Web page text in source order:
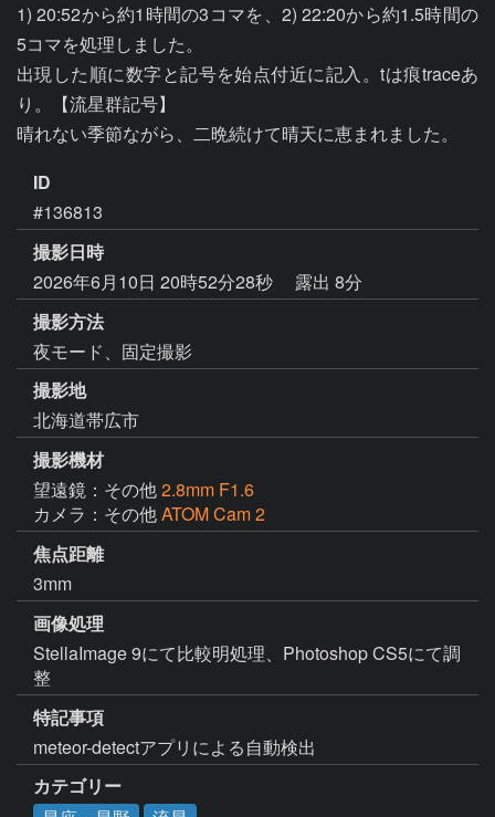
1) 20:52から約1時間の3コマを、2) 22:20から約1.5時間の
5コマを処理しました。
出現した順に数字と記号を始点付近に記入。tは痕traceあ
り。【流星群記号】
晴れない季節ながら、二晩続けて晴天に恵まれました。
ID
#136813
撮影日時
2026年6月10日 20時52分28秒
露出 8分
撮影方法
夜モード、固定撮影
撮影地
北海道帯広市
撮影機材
望遠鏡：その他2.8mm F1.6
カメラ：その他ATOM Cam 2
焦点距離
3mm
画像処理
StellaImage 9にて比較明処理、Photoshop CS5にて調
整
特記事項
meteor-detectアプリによる自動検出
カテゴリー